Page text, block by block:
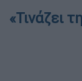
«Τινάζει